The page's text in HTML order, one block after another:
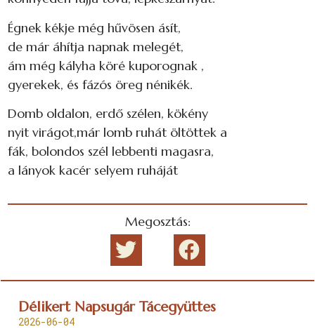
Égnek kékje még hűvösen ásít,
de már áhítja napnak melegét,
ám még kályha köré kuporognak ,
gyerekek, és fázós öreg nénikék.
Domb oldalon, erdő szélen, kökény
nyit virágot,már lomb ruhát öltöttek a
fák, bolondos szél lebbenti magasra,
a lányok kacér selyem ruháját
Megosztás:
Délikert Napsugár Tácegyüttes
2026-06-04